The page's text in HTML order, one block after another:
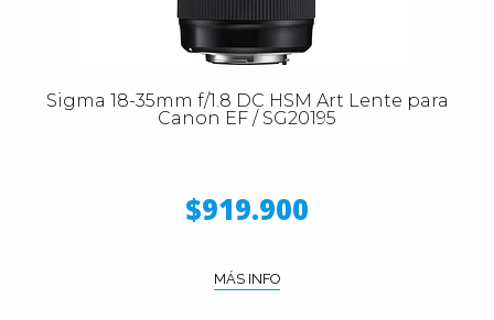
Sigma 18-35mm f/1.8 DC HSM Art Lente para
Canon EF / SG20195
$919.900
MÁS INFO